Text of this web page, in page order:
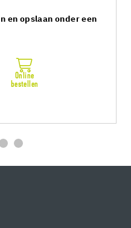
en opslaan onder een
Online
bestellen